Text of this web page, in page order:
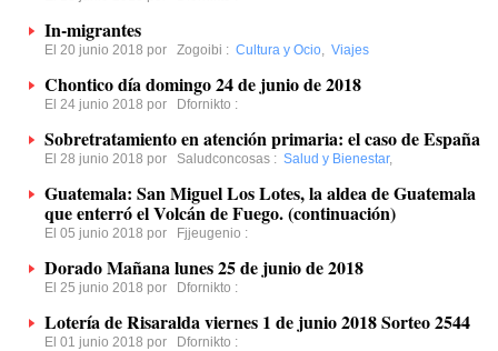
In-migrantes
El 20 junio 2018 por Zogoibi : Cultura y Ocio, Viajes
Chontico día domingo 24 de junio de 2018
El 24 junio 2018 por Dfornikto :
Sobretratamiento en atención primaria: el caso de España
El 28 junio 2018 por Saludconcosas : Salud y Bienestar,
Guatemala: San Miguel Los Lotes, la aldea de Guatemala
que enterró el Volcán de Fuego. (continuación)
El 05 junio 2018 por Fjjeugenio :
Dorado Mañana lunes 25 de junio de 2018
El 25 junio 2018 por Dfornikto :
Lotería de Risaralda viernes 1 de junio 2018 Sorteo 2544
El 01 junio 2018 por Dfornikto :